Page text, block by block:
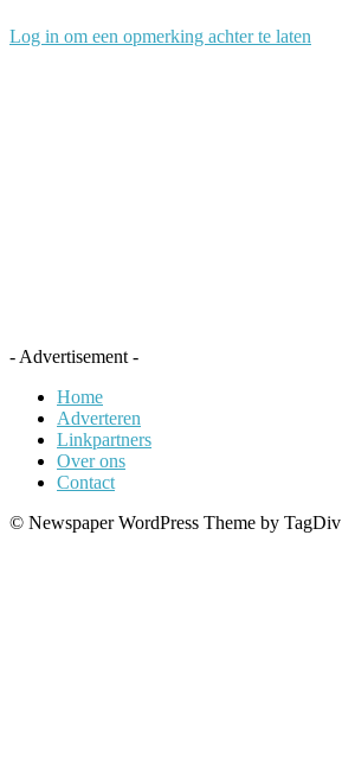
Log in om een opmerking achter te laten
- Advertisement -
Home
Adverteren
Linkpartners
Over ons
Contact
© Newspaper WordPress Theme by TagDiv